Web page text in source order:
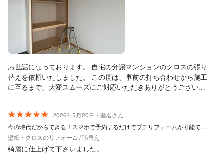
お世話になっております。 自宅の分譲マンションのクロスの張り
替えを依頼いたしました。 この度は、事前の打ち合わせから施工
に至るまで、大変スムーズにご対応いただきありがとうございま
いいたします。2026年5月20日・匿名さん
今の時代だからできる！スマホで予約するだけでプチリフォームが可能です！
壁紙・クロスのリフォーム / 張替え
綺麗に仕上げて下さいました。